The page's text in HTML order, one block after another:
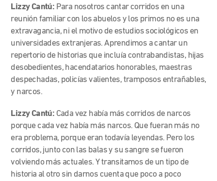
Lizzy Cantú: Para nosotros cantar corridos en una
reunión familiar con los abuelos y los primos no es una
extravagancia, ni el motivo de estudios sociológicos en
universidades extranjeras. Aprendimos a cantar un
repertorio de historias que incluía contrabandistas, hijas
desobedientes, hacendatarios honorables, maestras
despechadas, policías valientes, tramposos entrañables,
y narcos.
Lizzy Cantú: Cada vez había más corridos de narcos
porque cada vez había más narcos. Que fueran más no
era problema, porque eran todavía leyendas. Pero los
corridos, junto con las balas y su sangre se fueron
volviendo más actuales. Y transitamos de un tipo de
historia al otro sin darnos cuenta que poco a poco